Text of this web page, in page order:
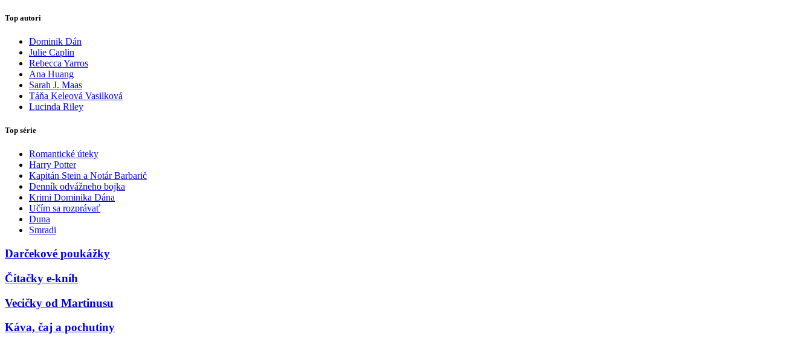
Top autori
Dominik Dán
Julie Caplin
Rebecca Yarros
Ana Huang
Sarah J. Maas
Táňa Keleová Vasilková
Lucinda Riley
Top série
Romantické úteky
Harry Potter
Kapitán Stein a Notár Barbarič
Denník odvážneho bojka
Krimi Dominika Dána
Učím sa rozprávať
Duna
Smradi
Darčekové poukážky
Čítačky e-kníh
Vecičky od Martinusu
Káva, čaj a pochutiny